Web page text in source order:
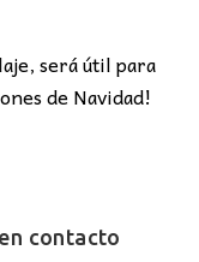
será útil para
de Navidad!
contacto